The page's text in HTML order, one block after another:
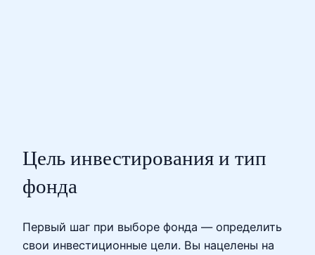
Цель инвестирования и тип
фонда
Первый шаг при выборе фонда — определить
свои инвестиционные цели. Вы нацелены на